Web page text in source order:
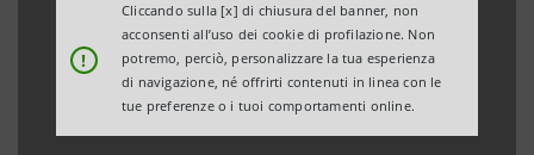
!
Cliccando sulla [x] di chiusura del banner, non
acconsenti all’uso dei cookie di profilazione. Non
potremo, perciò, personalizzare la tua esperienza
di navigazione, né offrirti contenuti in linea con le
tue preferenze o i tuoi comportamenti online.
Torino, Milano, 3 maggio 2011– Intesa Sanpaolo ha
lanciato oggi un’emissione obbligazionaria
sull’euromercato per € 2 miliardi destinata ai mercati
internazionali.